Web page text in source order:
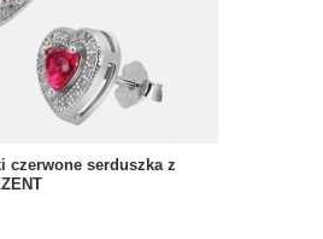
czerwone serduszka z